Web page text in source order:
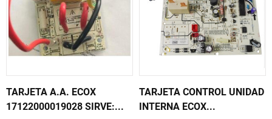
TARJETA A.A. ECOX
17122000019028 SIRVE:...
TARJETA CONTROL UNIDAD
INTERNA ECOX...